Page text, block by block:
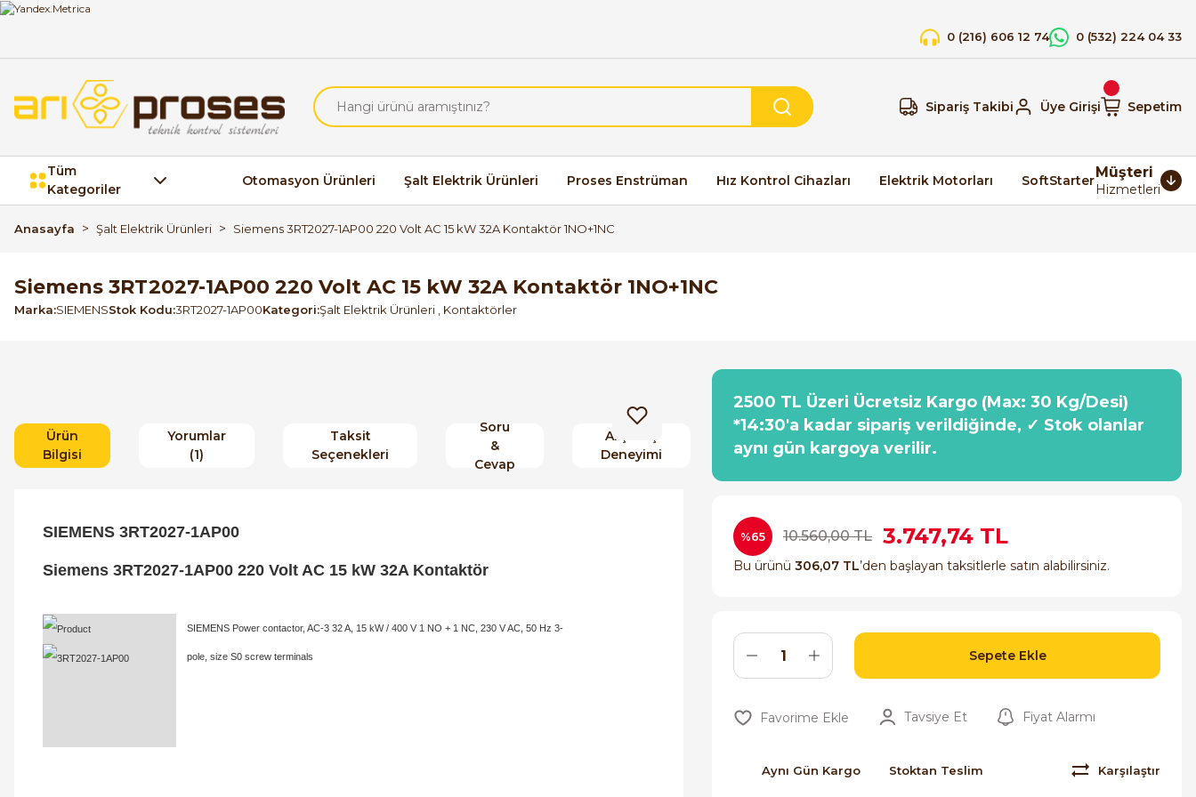
0 (216) 606 12 74 0 (532) 224 04 33
Sipariş Takibi Üye Girişi Sepetim
Tüm
Kategoriler
Otomasyon Ürünleri Şalt Elektrik Ürünleri Proses Enstrüman Hız Kontrol Cihazları Elektrik Motorları SoftStarterMüşteri
Hizmetleri
Anasayfa Şalt Elektrik Ürünleri Siemens 3RT2027-1AP00 220 Volt AC 15 kW 32A Kontaktör 1NO+1NC
Siemens 3RT2027-1AP00 220 Volt AC 15 kW 32A Kontaktör 1NO+1NC
Marka SIEMENSStok Kodu 3RT2027-1AP00Kategori Şalt Elektrik Ürünleri Kontaktörler
Ürün
Bilgisi
Yorumlar
(1)
Taksit
Seçenekleri
Soru
&
Cevap
Alışveriş
Deneyimi
SIEMENS 3RT2027-1AP00
Siemens 3RT2027-1AP00 220 Volt AC 15 kW 32A Kontaktör
SIEMENS Power contactor, AC-3 32 A, 15 kW / 400 V 1 NO + 1 NC, 230 V AC, 50 Hz 3-
pole, size S0 screw terminals
2500 TL Üzeri Ücretsiz Kargo (Max: 30 Kg/Desi)
*14:30'a kadar sipariş verildiğinde, ✓ Stok olanlar
aynı gün kargoya verilir.
%65 10.560,00 TL 3.747,74 TL
Bu ürünü 306,07 TL’den başlayan taksitlerle satın alabilirsiniz.
Sepete Ekle
Tavsiye Et Fiyat Alarmı
Aynı Gün Kargo Stoktan Teslim Karşılaştır